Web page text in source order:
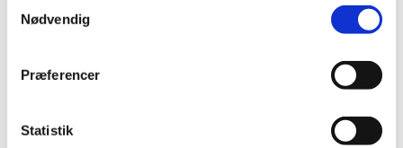
Nødvendig
Præferencer
Statistik